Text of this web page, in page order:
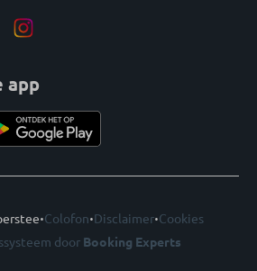
app
·Colofon·Disclaimer·Cookies
door Booking Experts